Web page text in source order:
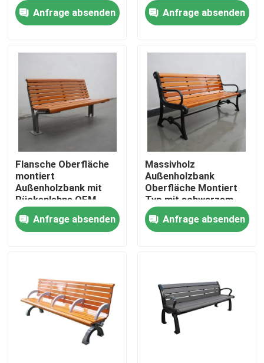
Zu Hause
Über uns
Werksbesichtigung
Qualitätskontrolle
Kontakt mit uns
Bitte um ein Angebot
Metallbänke im Freien
Anfrage absenden
Anfrage absenden
Flansche Oberfläche
montiert
Außenholzbank mit
Rückenlehne OEM
ODM
Anfrage absenden
Massivholz
Außenholzbank
Oberfläche Montiert
Typ mit schwarzem
Stahlrahmen
Anfrage absenden